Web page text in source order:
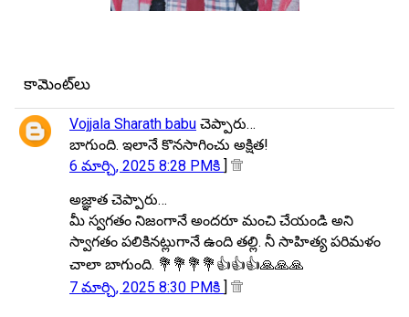
కామెంట్‌లు
Vojjala Sharath babu చెప్పారు…
బాగుంది. ఇలానే కొనసాగించు అక్షిత!
6 మార్చి, 2025 8:28 PMకి
అజ్ఞాత చెప్పారు…
మీ స్వగతం నిజంగానే అందరూ మంచి చేయండి అని
స్వాగతం పలికినట్లుగానే ఉంది తల్లి. నీ సాహిత్య పరిమళం
చాలా బాగుంది. 💐💐💐💐👍👍👍🙏🙏🙏
7 మార్చి, 2025 8:30 PMకి